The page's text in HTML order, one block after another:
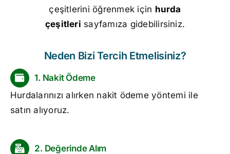
çeşitlerini öğrenmek için hurda
çeşitleri sayfamıza gidebilirsiniz.
Neden Bizi Tercih Etmelisiniz?
1. Nakit Ödeme
Hurdalarınızı alırken nakit ödeme yöntemi ile
satın alıyoruz.
2. Değerinde Alım